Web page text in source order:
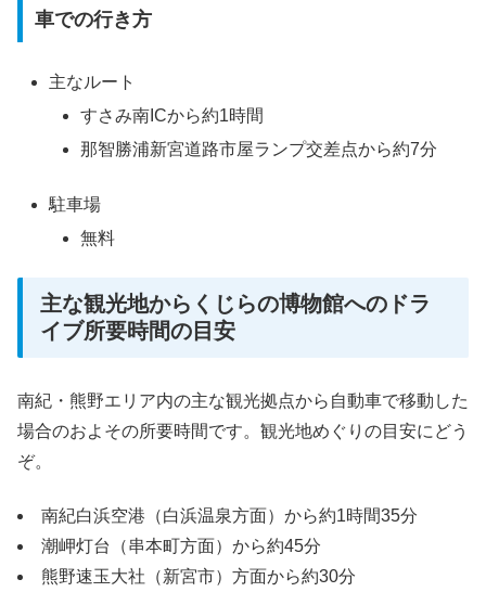
車での行き方
主なルート
すさみ南ICから約1時間
那智勝浦新宮道路市屋ランプ交差点から約7分
駐車場
無料
主な観光地からくじらの博物館へのドラ
イブ所要時間の目安
南紀・熊野エリア内の主な観光拠点から自動車で移動した
場合のおよその所要時間です。観光地めぐりの目安にどう
ぞ。
南紀白浜空港（白浜温泉方面）から約1時間35分
潮岬灯台（串本町方面）から約45分
熊野速玉大社（新宮市）方面から約30分